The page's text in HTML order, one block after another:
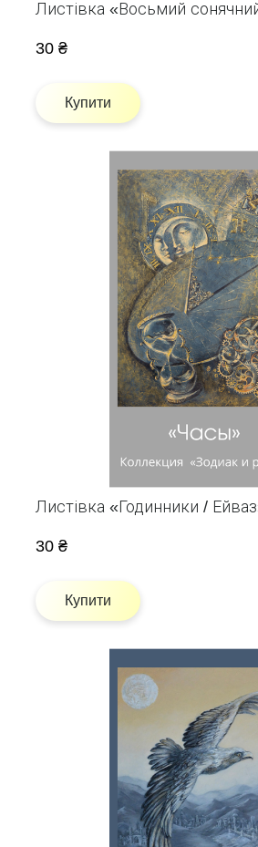
Листівка «Восьмий
30 ₴
Купити
Листівка «Годинники /
30 ₴
Купити